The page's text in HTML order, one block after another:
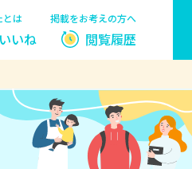
とは 掲載をお考えの方へ
いね 閲覧履歴